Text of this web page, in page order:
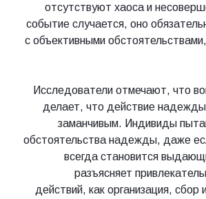
отсутствуют хаоса и
событие случается, оно
с объективными
Исследователи отмечают, что
делает, что действие надежды
заманчивым. Индивиды
обстоятельства надежды, даже
всегда становится
разъясняет
действий, как организация,